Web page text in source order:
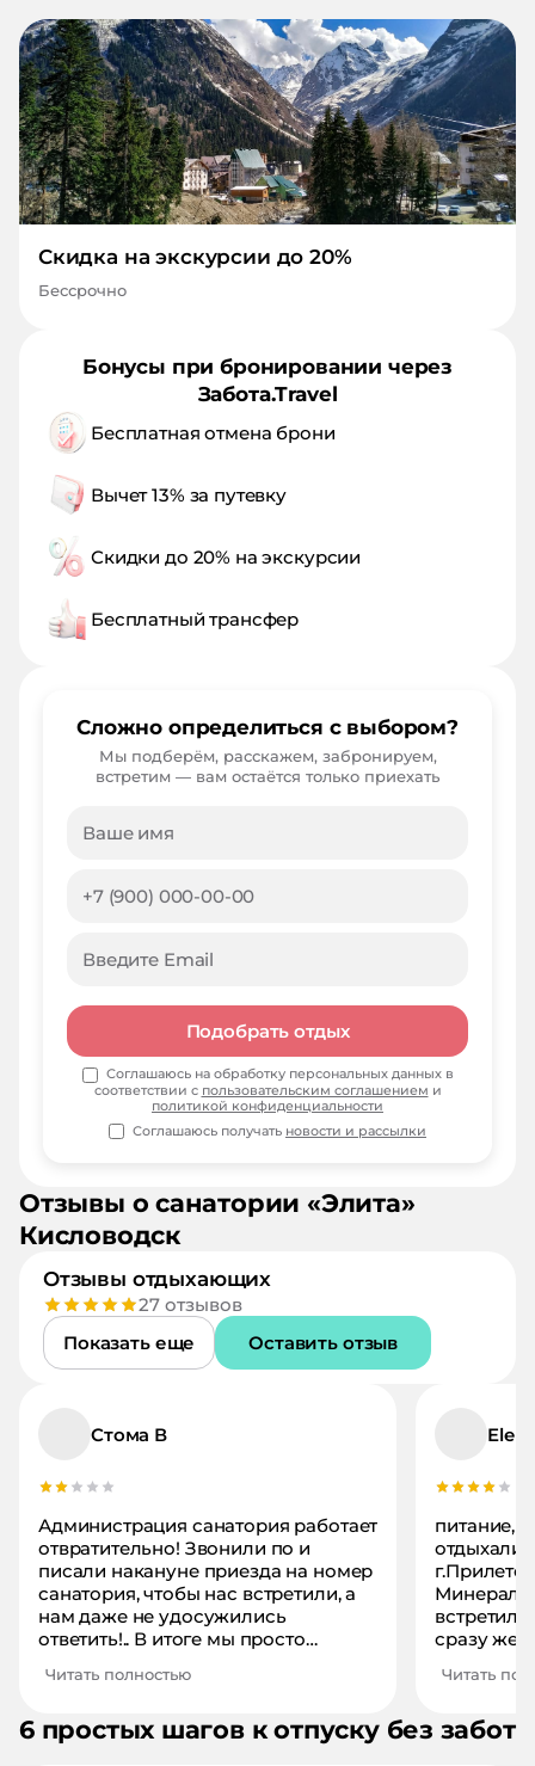
Отзывы осанатории «Элита»
Кисловодск
Отзывы отдыхающих
27 отзывов
Показать еще
Оставить отзыв
Стома В
Администрация санатория работает
отвратительно! Звонили по и
писали накануне приезда на номер
санатория, чтобы нас встретили, а
нам даже не удосужились
ответить!.. В итоге мы просто
сколько мы подъедем! Приехав в
отаковали наглые таксисты,
Читать полностью
питание, уборка в
отдыхали
встретил,
сразу же
Читать
6 простых шагов к отпуску без забот
Скидка на экскурсии до 20%
Бессрочно
Бонусы при бронировании через
Забота.Travel
Бесплатная отмена брони
Вычет 13% за путевку
Скидки до 20% на экскурсии
Бесплатный трансфер
Сложно определиться с выбором?
Мы подберём, расскажем, забронируем,
встретим — вам остаётся только приехать
Подобрать отдых
Соглашаюсь на обработку персональных данных в
соответствии с пользовательским соглашением и
политикой конфиденциальности
Соглашаюсь получать новости и рассылки